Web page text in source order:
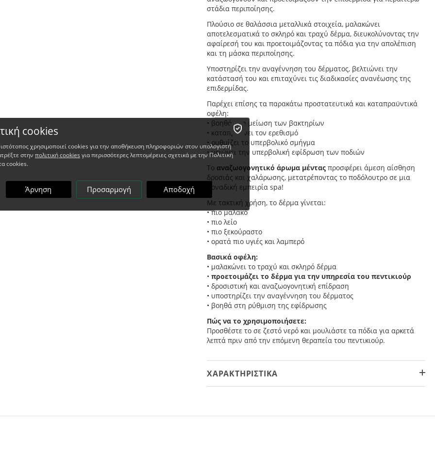
στάδια περιποίησης.
Πλούσιο σε θαλάσσια μεταλλικά στοιχεία, μαλακώνει
αποτελεσματικά το σκληρό και τραχύ δέρμα, διευκολύνοντας την
αφαίρεσή του και προετοιμάζοντας τα πόδια για την απολέπιση
και τη μάσκα περιποίησης.
Υποστηρίζει την αναγέννηση του δέρματος, βελτιώνει την
κατάστασή του και επιταχύνει τις διαδικασίες ανανέωσης της
επιδερμίδας.
Παρέχει επίσης τα παρακάτω προστατευτικά και καταπραϋντικά
οφέλη:
• βοηθά στη μείωση των βακτηρίων
• καταπραΰνει τον ερεθισμό
• ρυθμίζει το υπερβολικό σμήγμα
• μειώνει την υπερβολική εφίδρωση των ποδιών
Το αναζωογονητικό άρωμα μέντας προσφέρει άμεση αίσθηση
δροσιάς και χαλάρωσης, μετατρέποντας το ποδόλουτρο σε μια
μοναδική εμπειρία spa!
Με τακτική χρήση, το δέρμα γίνεται:
• πιο μαλακό
• πιο λείο
• πιο ξεκούραστο
• ορατά πιο υγιές και λαμπερό
Βασικά οφέλη:
• μαλακώνει το τραχύ και σκληρό δέρμα
• προετοιμάζει το δέρμα για την υπηρεσία του πεντικιούρ
• δροσιστική και αναζωογονητική επίδραση
• υποστηρίζει την αναγέννηση του δέρματος
• βοηθά στη ρύθμιση της εφίδρωσης
Πώς να το χρησιμοποιήσετε:
Προσθέστε το σε ζεστό νερό και μουλιάστε τα πόδια για αρκετά
λεπτά πριν από την επόμενη θεραπεία του πεντικιούρ.
ΧΑΡΑΚΤΗΡΙΣΤΙΚΆ
cookies
χρησιμοποιεί cookies για την αποθήκευση πληροφοριών στον υπολογιστή
στην πολιτική cookies για περισσότερες λεπτομέρειες σχετικά με την Πολιτική
cookies.
Άρνηση Προσαρμογή Αποδοχή